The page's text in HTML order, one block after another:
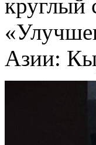
круглый
Азии: